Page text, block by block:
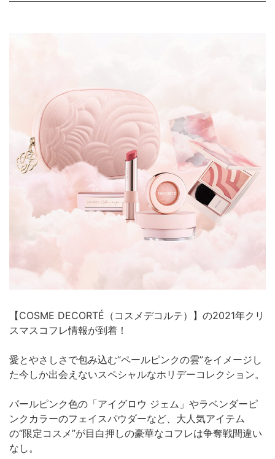
【COSME DECORTÉ（コスメデコルテ）】の2021年クリ
スマスコフレ情報が到着！
愛とやさしさで包み込む“ペールピンクの雲”をイメージし
た今しか出会えないスペシャルなホリデーコレクション。
パールピンク色の「アイグロウ ジェム」やラベンダーピ
ンクカラーのフェイスパウダーなど、大人気アイテム
の“限定コスメ”が目白押しの豪華なコフレは争奪戦間違い
なし。